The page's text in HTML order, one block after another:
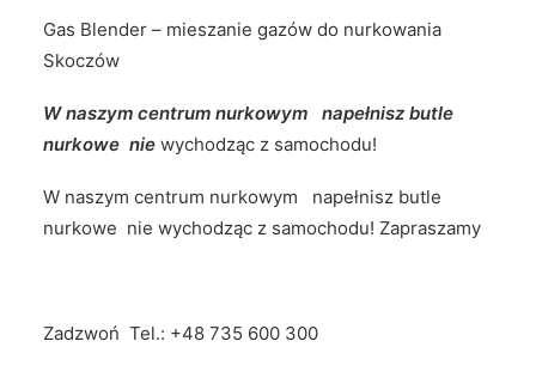
Gas Blender – mieszanie gazów do nurkowania
Skoczów
W naszym centrum nurkowym napełnisz butle
nurkowe nie wychodząc z samochodu!
W naszym centrum nurkowym napełnisz butle
nurkowe nie wychodząc z samochodu! Zapraszamy
Zadzwoń Tel.: +48 735 600 300